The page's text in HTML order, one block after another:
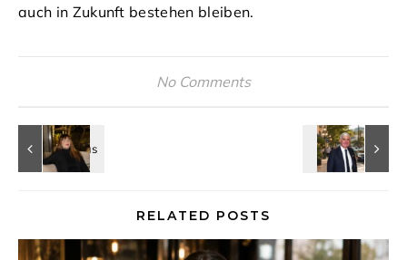
auch in Zukunft bestehen bleiben.
No Comments
RELATED POSTS